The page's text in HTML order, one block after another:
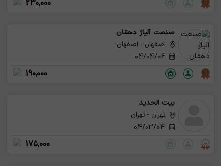
230,000
صنعت آلیاژ دهقان
اصفهان - اصفهان
04/04/06
190,000
بیت الحدید
تهران - تهران
04/03/04
175,000